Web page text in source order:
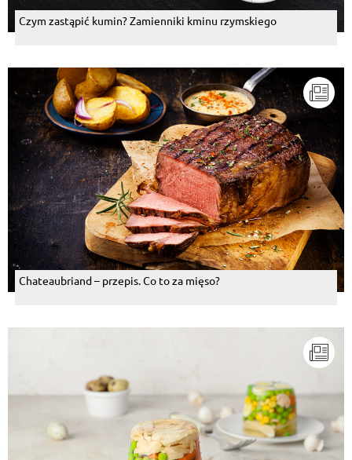
Czym zastąpić kumin? Zamienniki kminu rzymskiego
Chateaubriand – przepis. Co to za mięso?